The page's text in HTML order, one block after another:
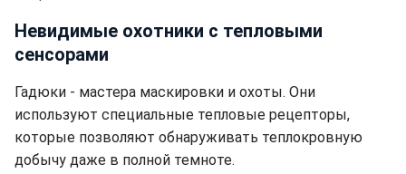
Невидимые охотники с тепловыми
сенсорами
Гадюки - мастера маскировки и охоты. Они
используют специальные тепловые рецепторы,
которые позволяют обнаруживать теплокровную
добычу даже в полной темноте.